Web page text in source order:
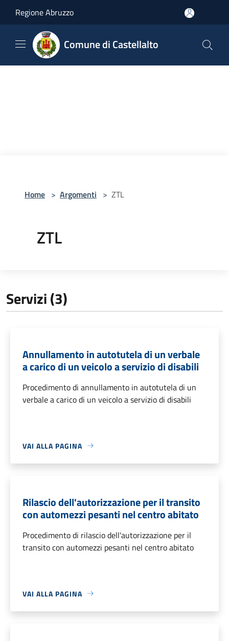
Regione Abruzzo
Comune di Castellalto
Home > Argomenti > ZTL
ZTL
Servizi (3)
Annullamento in autotutela di un verbale
a carico di un veicolo a servizio di disabili
Procedimento di annullamento in autotutela di un
verbale a carico di un veicolo a servizio di disabili
VAI ALLA PAGINA
Rilascio dell'autorizzazione per il transito
con automezzi pesanti nel centro abitato
Procedimento di rilascio dell'autorizzazione per il
transito con automezzi pesanti nel centro abitato
VAI ALLA PAGINA